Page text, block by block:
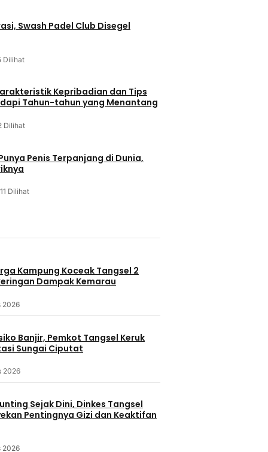
Swash Padel Club Disegel
Dilihat
Kepribadian dan Tips
Tahun-tahun yang Menantang
Dilihat
Penis Terpanjang di Dunia,
11 Dilihat
Kampung Koceak Tangsel 2
Dampak Kemarau
2026
Banjir, Pemkot Tangsel Keruk
Sungai Ciputat
2026
Sejak Dini, Dinkes Tangsel
Pentingnya Gizi dan Keaktifan
2026